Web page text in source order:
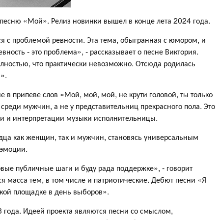
«Мой». Релиз новинки вышел в конце лета 2024 года.
с проблемой ревности. Эта тема, обыгранная с юмором, и
- это проблема», - рассказывает о песне Виктория.
что практически невозможно. Отсюда родилась
в припеве слов «Мой, мой, мой, не крути головой, ты только
мужчин, а не у представительниц прекрасного пола. Это
и интерпретации музыки исполнительницы.
как женщин, так и мужчин, становясь универсальным
публичные шаги и буду рада поддержке», - говорит
масса тем, в том числе и патриотические. Дебют песни «Я
площадке в день выборов».
Идеей проекта являются песни со смыслом,